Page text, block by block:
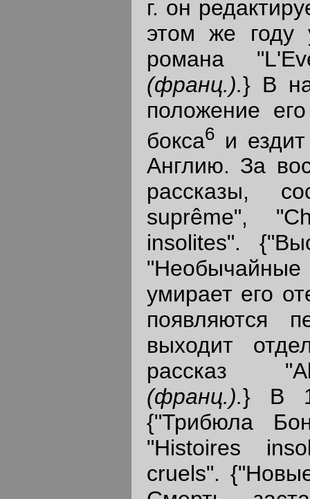
г. он
этом же году
романа
(франц.).} В
положение
бокса6 и
Англию. За
рассказы,
suprême",
insolites".
умирает его
появляются
выходит
рассказ
(франц.).} В
{"Трибюла
"Histoires
cruels".